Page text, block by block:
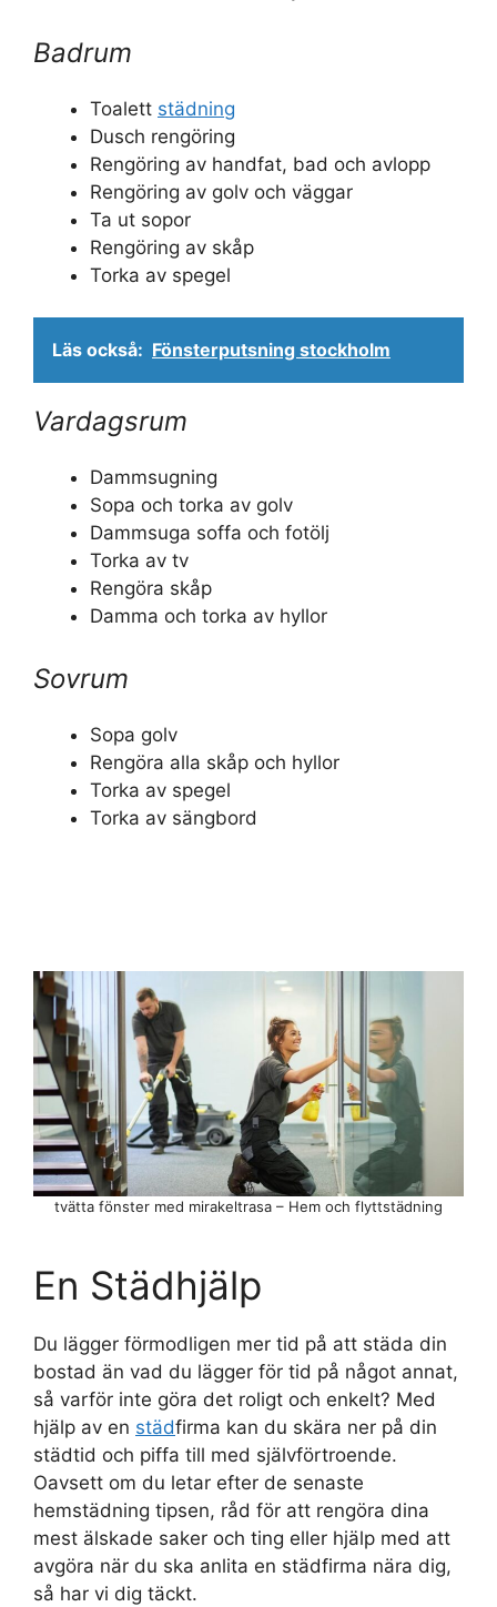
Badrum
Toalett städning
Dusch rengöring
Rengöring av handfat, bad och avlopp
Rengöring av golv och väggar
Ta ut sopor
Rengöring av skåp
Torka av spegel
Läs också: Fönsterputsning stockholm
Vardagsrum
Dammsugning
Sopa och torka av golv
Dammsuga soffa och fotölj
Torka av tv
Rengöra skåp
Damma och torka av hyllor
Sovrum
Sopa golv
Rengöra alla skåp och hyllor
Torka av spegel
Torka av sängbord
En Städhjälp
Du lägger förmodligen mer tid på att städa din
bostad än vad du lägger för tid på något annat,
så varför inte göra det roligt och enkelt? Med
hjälp av en städfirma kan du skära ner på din
städtid och piffa till med självförtroende.
Oavsett om du letar efter de senaste
hemstädning tipsen, råd för att rengöra dina
mest älskade saker och ting eller hjälp med att
avgöra när du ska anlita en städfirma nära dig,
så har vi dig täckt.
tvätta fönster med mirakeltrasa – Hem och flyttstädning